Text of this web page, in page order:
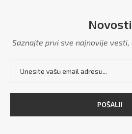
Novosti
Saznajte prvi sve najnovije vesti,